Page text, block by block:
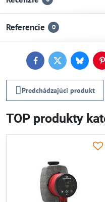
Referencie 0
FacebookTwitterBluesky
Predchádzajúci produkt
TOP produkty